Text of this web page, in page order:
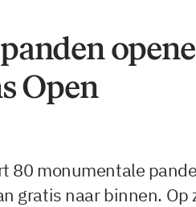
Open
80 monumentale
gratis naar binnen. Op